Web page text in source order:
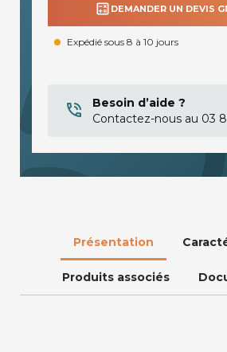
calculate DEMANDER UN DEVIS
Expédié sous 8 à 10 jours
Besoin d’aide ?
Contactez-nous au 03
Présentation
Produits associés